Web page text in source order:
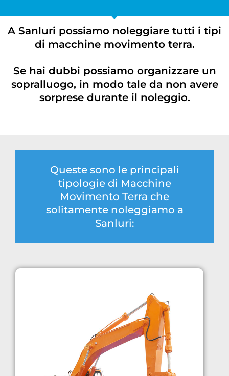
A Sanluri possiamo noleggiare tutti i tipi
di macchine movimento terra.
Se hai dubbi possiamo organizzare un
sopralluogo, in modo tale da non avere
sorprese durante il noleggio.
Queste sono le principali
tipologie di Macchine
Movimento Terra che
solitamente noleggiamo a
Sanluri: